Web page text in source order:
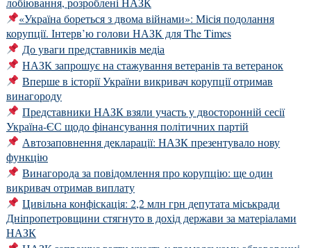
«Україна бореться з двома війнами»: Місія подолання
корупції. Інтерв’ю голови НАЗК для The Times
До уваги представників медіа
НАЗК запрошує на стажування ветеранів та ветеранок
Вперше в історії України викривач корупції отримав
винагороду
Представники НАЗК взяли участь у двосторонній сесії
Україна-ЄС щодо фінансування політичних партій
Автозаповнення декларації: НАЗК презентувало нову
функцію
Винагорода за повідомлення про корупцію: ще один
викривач отримав виплату
Цивільна конфіскація: 2,2 млн грн депутата міськради
Дніпропетровщини стягнуто в дохід держави за матеріалами
НАЗК